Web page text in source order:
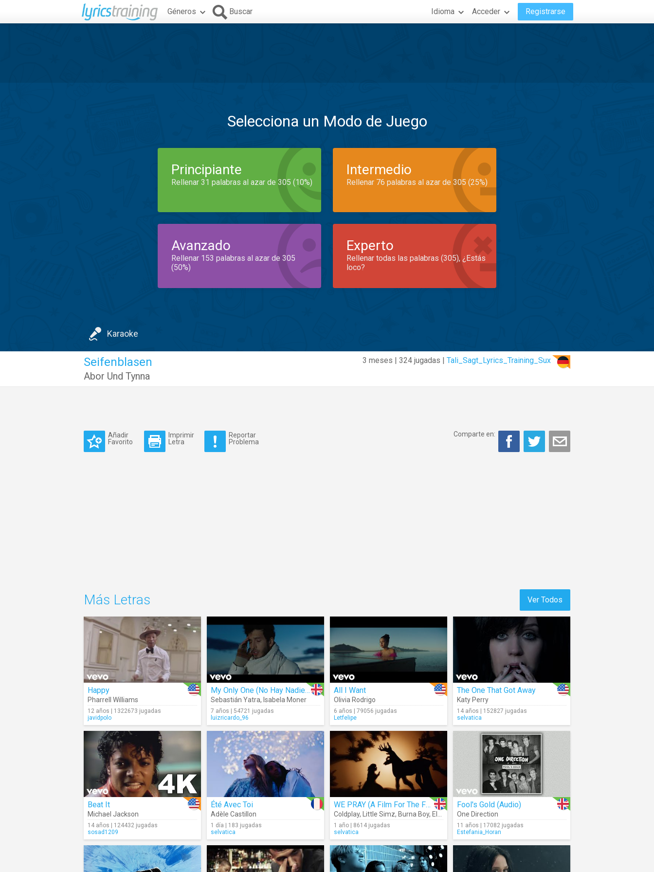
Géneros Buscar Idioma Acceder Registrarse
Selecciona un Modo de Juego
Principiante
Rellenar 31 palabras al azar de 305 (10%)
Intermedio
Rellenar 76 palabras al azar de 305 (25%)
Avanzado
Rellenar 153 palabras al azar de 305
(50%)
Experto
Rellenar todas las palabras (305), ¿Estás
loco?
Karaoke
3 meses | 324 jugadas | Tali_Sagt_Lyrics_Training_Sux
Seifenblasen
Abor Und Tynna
Añadir
Favorito
Imprimir
Letra
Reportar
Problema
Comparte en:
Ver Todos
Más Letras
Happy
Pharrell Williams
12 años | 1322673 jugadas
javidpolo
My Only One (No Hay Nadie Más) (Lyrics)
Sebastián Yatra, Isabela Moner
7 años | 54721 jugadas
luizricardo_96
All I Want
Olivia Rodrigo
6 años | 79056 jugadas
Letfelipe
The One That Got Away
Katy Perry
14 años | 152827 jugadas
selvatica
Beat It
Michael Jackson
14 años | 124432 jugadas
sosad1209
Été Avec Toi
Adèle Castillon
1 día | 183 jugadas
selvatica
WE PRAY (A Film For The Future)
Coldplay, Little Simz, Burna Boy, Elyanna ,TINI
1 año | 8614 jugadas
selvatica
Fool's Gold (Audio)
One Direction
11 años | 17082 jugadas
Estefania_Horan